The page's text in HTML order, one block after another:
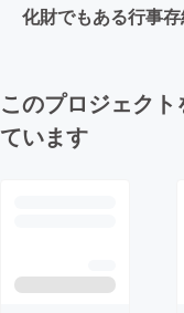
化財でもある行事
このプロジェク
ています